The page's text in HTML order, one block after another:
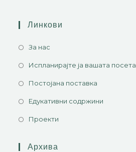
Линкови
За нас
Испланирајте ја вашата посета
Постојана поставка
Едукативни содржини
Проекти
Архива